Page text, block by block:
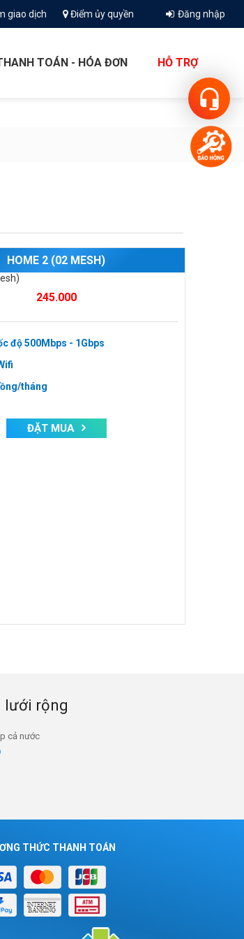
giao dịch Điểm ủy quyền Đăng nhập
TOÁN - HÓA ĐƠN HỖ TRỢ
HOME 2 (02 MESH)
245.000
độ 500Mbps - 1Gbps
tháng
ĐẶT MUA
headset_mic
lưới rộng
cả nước
THỨC THANH TOÁN